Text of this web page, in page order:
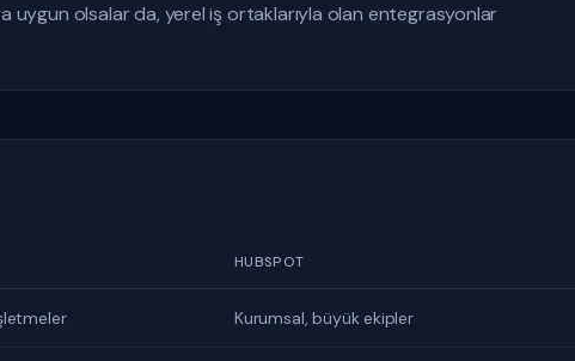
uygun olsalar da, yerel iş ortaklarıyla olan entegrasyonlar
HUBSPOT
Kurumsal, büyük ekipler